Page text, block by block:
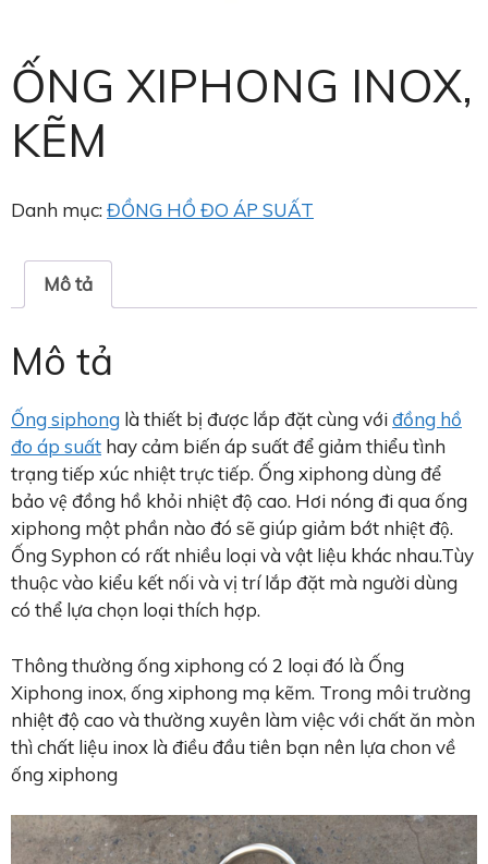
ỐNG XIPHONG INOX,
KẼM
Danh mục:ĐỒNG HỒ ĐO ÁP SUẤT
Mô tả
Mô tả
Ống siphong là thiết bị được lắp đặt cùng vớiđồng hồ
đo áp suất hay cảm biến áp suất để giảm thiểu tình
trạng tiếp xúc nhiệt trực tiếp. Ống xiphong dùng để
bảo vệ đồng hồ khỏi nhiệt độ cao. Hơi nóng đi qua ống
xiphong một phần nào đó sẽ giúp giảm bớt nhiệt độ.
Ống Syphon có rất nhiều loại và vật liệu khác nhau.Tùy
thuộc vào kiểu kết nối và vị trí lắp đặt mà người dùng
có thể lựa chọn loại thích hợp.
Thông thường ống xiphong có 2 loại đó là Ống
Xiphong inox, ống xiphong mạ kẽm. Trong môi trường
nhiệt độ cao và thường xuyên làm việc với chất ăn mòn
thì chất liệu inox là điều đầu tiên bạn nên lựa chon về
ống xiphong